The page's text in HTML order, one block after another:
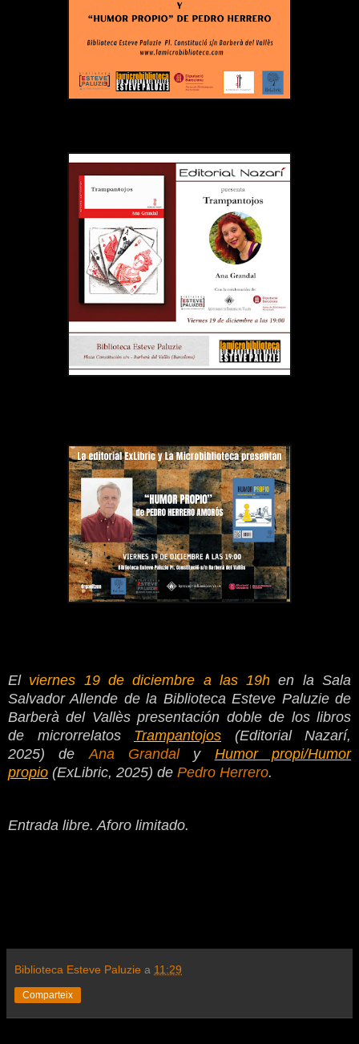
El viernes 19 de diciembre a las 19h en la Sala
Salvador Allende de la Biblioteca Esteve Paluzie de
Barberà del Vallès presentación doble de los libros
de microrrelatos Trampantojos (Editorial Nazarí,
2025) de Ana Grandaly Humor propi/Humor
propio (ExLibric, 2025) de Pedro Herrero.
Entrada libre. Aforo limitado.
Biblioteca Esteve Paluzie a 11:29
Comparteix